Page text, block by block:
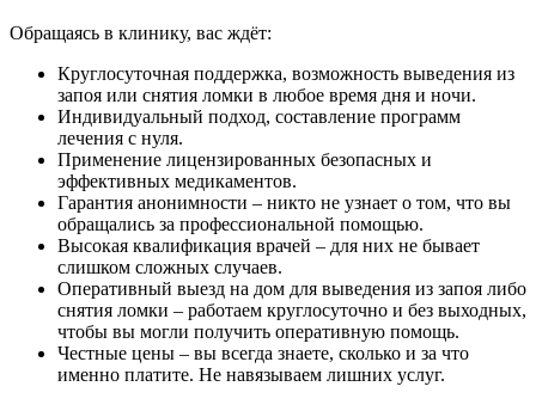
Обращаясь в клинику, вас ждёт:
Круглосуточная поддержка, возможность выведения из
запоя или снятия ломки в любое время дня и ночи.
Индивидуальный подход, составление программ
лечения с нуля.
Применение лицензированных безопасных и
эффективных медикаментов.
Гарантия анонимности – никто не узнает о том, что вы
обращались за профессиональной помощью.
Высокая квалификация врачей – для них не бывает
слишком сложных случаев.
Оперативный выезд на дом для выведения из запоя либо
снятия ломки – работаем круглосуточно и без выходных,
чтобы вы могли получить оперативную помощь.
Честные цены – вы всегда знаете, сколько и за что
именно платите. Не навязываем лишних услуг.